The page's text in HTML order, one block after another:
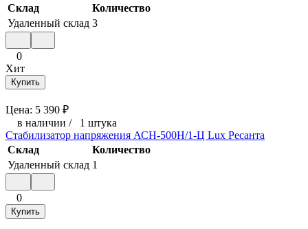
Склад
Количество
Удаленный склад 3
0
Хит
Купить
Цена: 5 390 ₽
в наличии / 1 штука
Стабилизатор напряжения АСН-500Н/1-Ц Lux Ресанта
Склад
Количество
Удаленный склад 1
0
Купить